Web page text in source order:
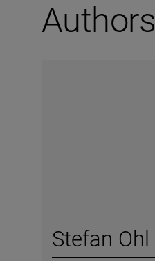
Authors
Stefan Ohl